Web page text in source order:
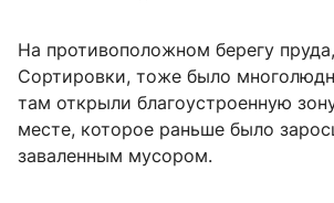
На противоположном берегу
Сортировки, тоже было
там открыли благоустроенную
месте, которое раньше было
заваленным мусором.